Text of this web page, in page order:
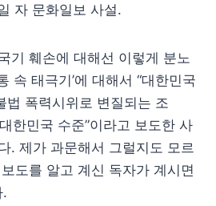
자 문화일보 사설.
기 훼손에 대해선 이렇게 분노
속 태극기’에 대해서 “대한민국
법 폭력시위로 변질되는 조
한민국 수준”이라고 보도한 사
. 제가 과문해서 그럴지도 모르
도를 알고 계신 독자가 계시면
.